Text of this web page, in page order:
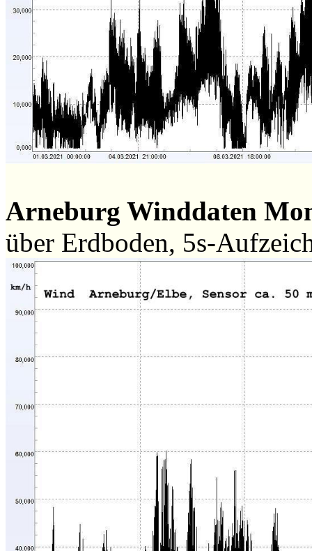
Arneburg Winddaten
über Erdboden, 5s-